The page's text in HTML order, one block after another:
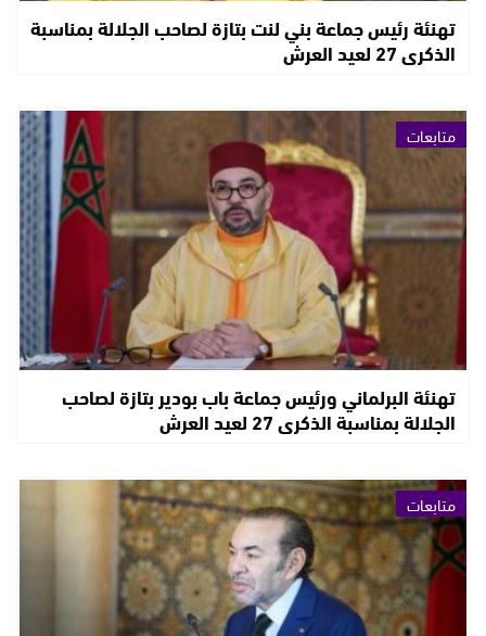
تهنئة رئيس جماعة بني لنت بتازة لصاحب الجلالة بمناسبة
الذكرى 27 لعيد العرش
متابعات
تهنئة البرلماني ورئيس جماعة باب بودير بتازة لصاحب
الجلالة بمناسبة الذكرى 27 لعيد العرش
متابعات